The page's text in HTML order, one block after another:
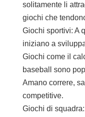
solitamente li
giochi che
Giochi sportivi: A
iniziano a
Giochi come il
baseball sono
Amano correre,
competitive.
Giochi di